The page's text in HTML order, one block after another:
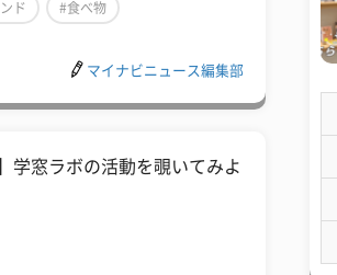
ド #食べ物
マイナビニュース編集部
学窓ラボの活動を覗いてみよ